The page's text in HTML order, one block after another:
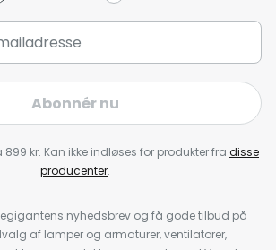
Abonnér nu
kr. Kan ikke indløses for produkter fra disse
producenter.
nyhedsbrev og få gode tilbud på
af lamper og armaturer, ventilatorer,